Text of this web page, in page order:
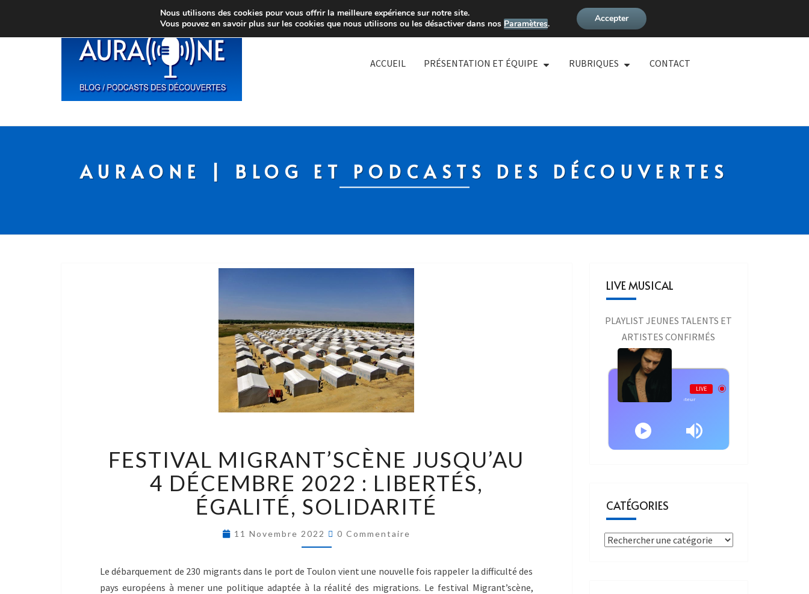
ACCUEIL PRÉSENTATION ET ÉQUIPE RUBRIQUES CONTACT
AURAONE | BLOG ET PODCASTS DES DÉCOUVERTES
FESTIVAL MIGRANT’SCÈNE JUSQU’AU
4 DÉCEMBRE 2022 : LIBERTÉS,
ÉGALITÉ, SOLIDARITÉ
11 Novembre 2022 0 Commentaire
Le débarquement de 230 migrants dans le port de Toulon vient une nouvelle fois rappeler la difficulté des
pays européens à mener une politique adaptée à la réalité des migrations. Le festival Migrant’scène,
LIVE MUSICAL
PLAYLIST JEUNES TALENTS ET
ARTISTES CONFIRMÉS
Live AURAONE
LIVE
Calogero - Calogero - En Apesanteur
CATÉGORIES
Nous utilisons des cookies pour vous offrir la meilleure expérience sur notre site.
Vous pouvez en savoir plus sur les cookies que nous utilisons ou les désactiver dans nosParamètres. Accepter